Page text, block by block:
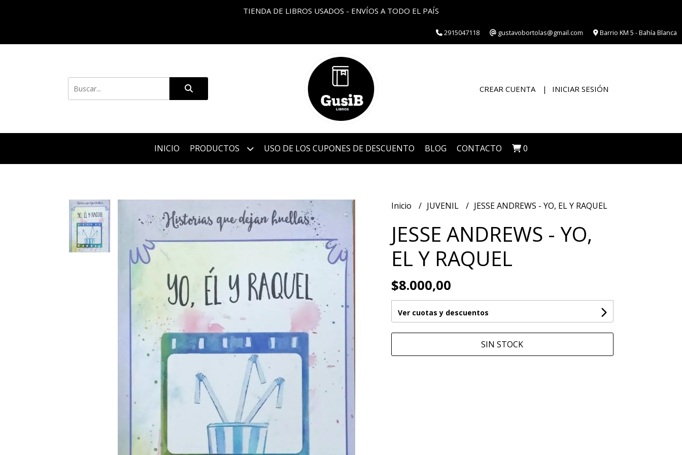
TIENDA DE LIBROS USADOS - ENVÍOS A TODO EL PAÍS
2915047118 gustavobortolas@gmail.com Barrio KM 5 - Bahía Blanca
CREAR CUENTA INICIAR SESIÓN
INICIO PRODUCTOS USO DE LOS CUPONES DE DESCUENTO BLOG CONTACTO 0
Inicio JUVENIL JESSE ANDREWS - YO, EL Y RAQUEL
JESSE ANDREWS - YO,
EL Y RAQUEL
$8.000,00
Ver cuotas y descuentos
SIN STOCK